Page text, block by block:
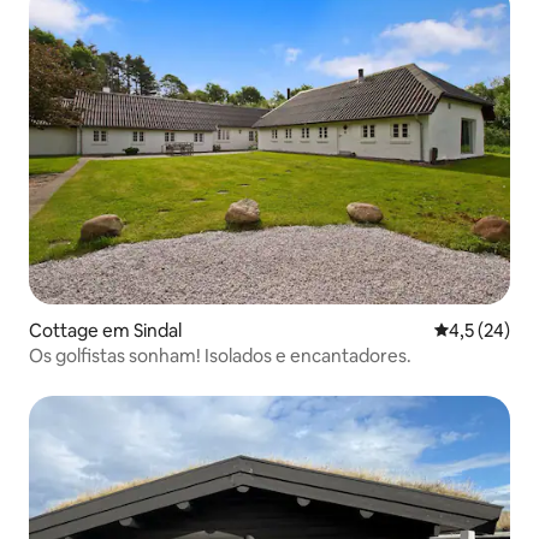
Cottage em Sindal
4,5 (24)
Os golfistas sonham! Isolados e encantadores.